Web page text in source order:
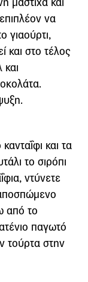
να
γιαούρτι,
και στο τέλος
και τα
το σιρόπι
ντύνετε
από το
παγωτό
τούρτα στην